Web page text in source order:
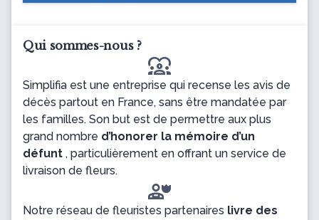
Qui sommes-nous ?
diversity_1
Simplifia est une entreprise qui recense les avis de
décès partout en France, sans être mandatée par
les familles. Son but est de permettre aux plus
grand nombre d’honorer la mémoire d’un
défunt , particulièrement en offrant un service de
livraison de fleurs.
Notre réseau de fleuristes partenaires livre des